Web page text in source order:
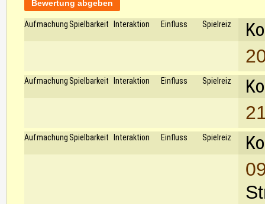
Bewertung abgeben
Aufmachung Spielbarkeit Interaktion Einfluss Spielreiz
Aufmachung Spielbarkeit Interaktion Einfluss Spielreiz
Aufmachung Spielbarkeit Interaktion Einfluss Spielreiz